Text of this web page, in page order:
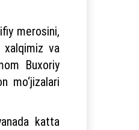
merosini,
xalqimiz va
Buxoriy
mo‘jizalari
katta